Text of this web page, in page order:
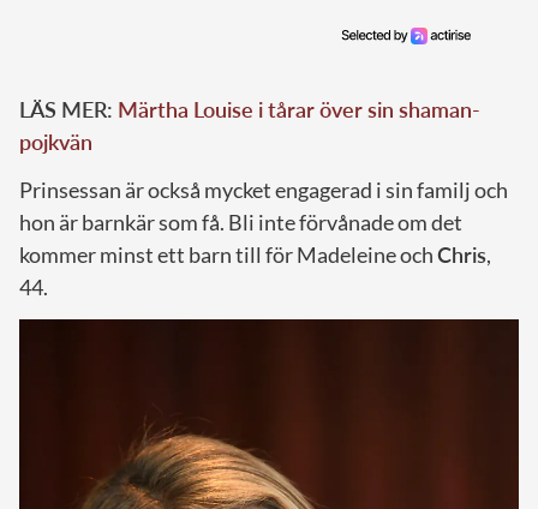
LÄS MER: Märtha Louise i tårar över sin shaman-
pojkvän
Prinsessan är också mycket engagerad i sin familj och
hon är barnkär som få. Bli inte förvånade om det
kommer minst ett barn till för Madeleine ochChris,
44.